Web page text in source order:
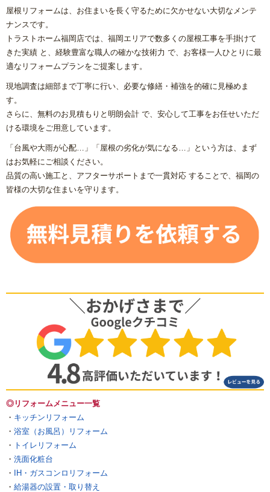
屋根リフォームは、お住まいを長く守るために欠かせない大切なメンテ
ナンスです。
トラストホーム福岡店では、福岡エリアで数多くの屋根工事を手掛けて
きた実績 と、経験豊富な職人の確かな技術力 で、お客様一人ひとりに最
適なリフォームプランをご提案します。
現地調査は細部まで丁寧に行い、必要な修繕・補強を的確に見極めま
す。
さらに、無料のお見積もりと明朗会計 で、安心して工事をお任せいただ
ける環境をご用意しています。
「台風や大雨が心配…」「屋根の劣化が気になる…」という方は、まず
はお気軽にご相談ください。
品質の高い施工と、アフターサポートまで一貫対応 することで、福岡の
皆様の大切な住まいを守ります。
◎リフォームメニュー一覧
・ キッチンリフォーム
・ 浴室（お風呂）リフォーム
・ トイレリフォーム
・ 洗面化粧台
・
IH・ガスコンロリフォーム
・ 給湯器の設置・取り替え